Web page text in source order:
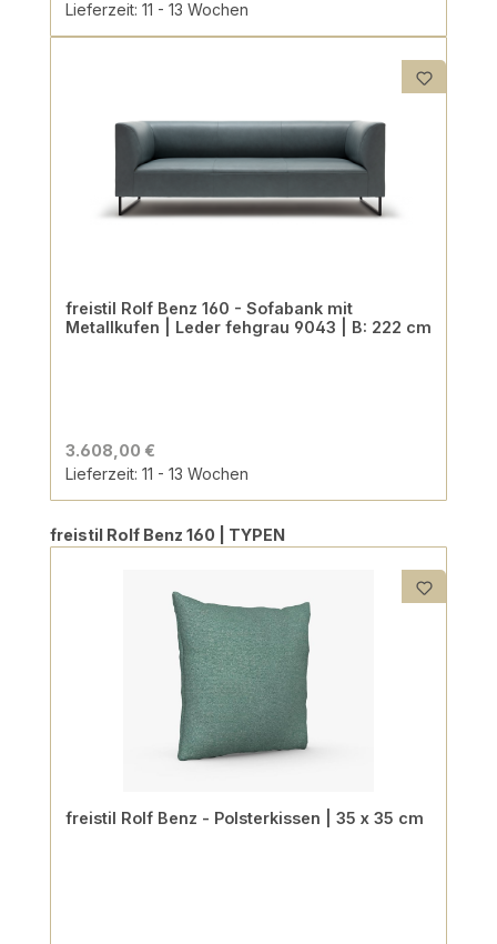
Lieferzeit: 11 - 13 Wochen
freistil Rolf Benz 160 - Sofabank mit
Metallkufen | Leder fehgrau 9043 | B: 222 cm
3.608,00 €
Lieferzeit: 11 - 13 Wochen
Produktgalerie überspringen
freistil Rolf Benz 160 | TYPEN
freistil Rolf Benz - Polsterkissen | 35 x 35 cm